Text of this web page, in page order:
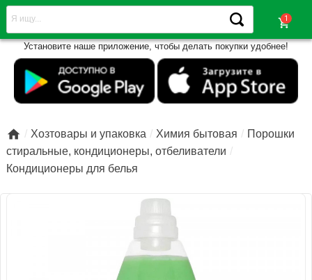
shopping_cart
Установите наше приложение, чтобы делать покупки удобнее!
 Хозтовары и упаковка Химия бытовая
Порошки
стиральные, кондиционеры, отбеливатели
Кондиционеры для белья